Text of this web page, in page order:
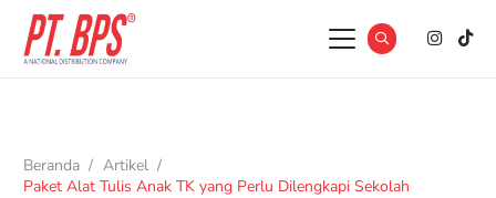
Beranda / Artikel /
Paket Alat Tulis Anak TK yang Perlu Dilengkapi Sekolah